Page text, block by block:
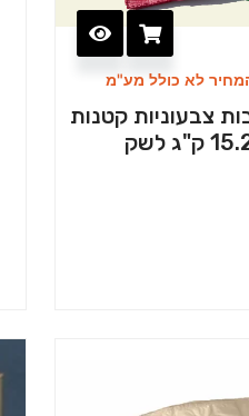
לא כולל מע"מ
צבעוניות קטנות